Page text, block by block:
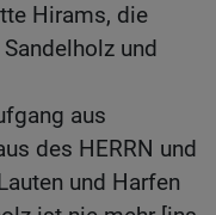
Hirams, die
und
aus
des HERRN und
und Harfen